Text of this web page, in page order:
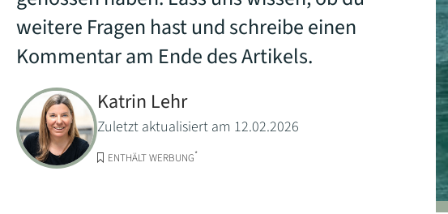
weitere Fragen hast und schreibe einen
Kommentar am Ende des Artikels.
Katrin Lehr
Zuletzt aktualisiert am 12.02.2026
ENTHÄLT WERBUNG*